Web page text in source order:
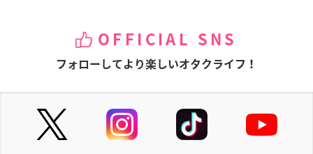
OFFICIAL SNS
フォローしてより楽しいオタクライフ！